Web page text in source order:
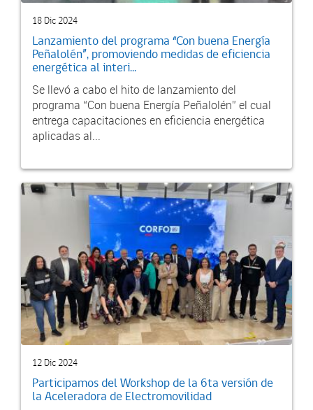
18 Dic 2024
Lanzamiento del programa “Con buena Energía
Peñalolén”, promoviendo medidas de eficiencia
energética al interi...
Se llevó a cabo el hito de lanzamiento del
programa “Con buena Energía Peñalolén” el cual
entrega capacitaciones en eficiencia energética
aplicadas al...
12 Dic 2024
Participamos del Workshop de la 6ta versión de
la Aceleradora de Electromovilidad